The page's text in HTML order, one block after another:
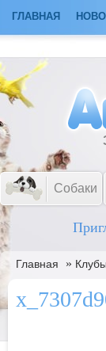
ГЛАВНАЯ
Собаки
Главная » Клубы